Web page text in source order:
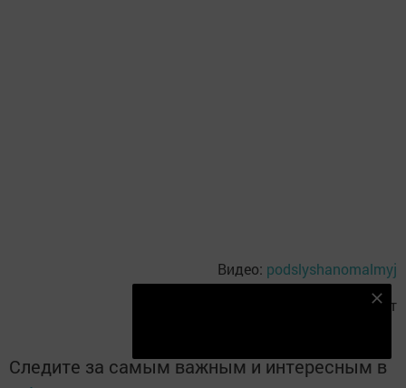
Видео: podslyshanomalmyj
Фото видеоязмадан скриншот
Следите за самым важным и интересным в